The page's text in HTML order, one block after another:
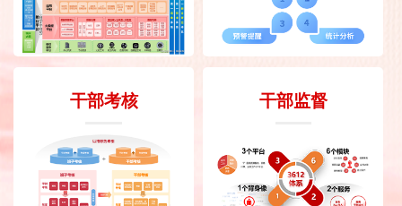
干部考核 干部监督